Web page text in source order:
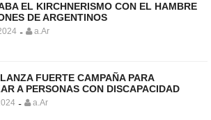
EL KIRCHNERISMO CON EL HAMBRE
DE ARGENTINOS
- a.Ar
FUERTE CAMPAÑA PARA
A PERSONAS CON DISCAPACIDAD
- a.Ar